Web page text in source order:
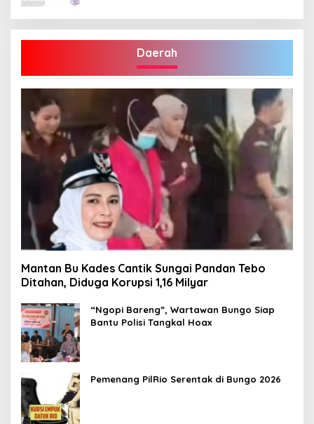
Daerah
Mantan Bu Kades Cantik Sungai Pandan Tebo
Ditahan, Diduga Korupsi 1,16 Milyar
“Ngopi Bareng”, Wartawan Bungo Siap
Bantu Polisi Tangkal Hoax
Pemenang PilRio Serentak di Bungo 2026